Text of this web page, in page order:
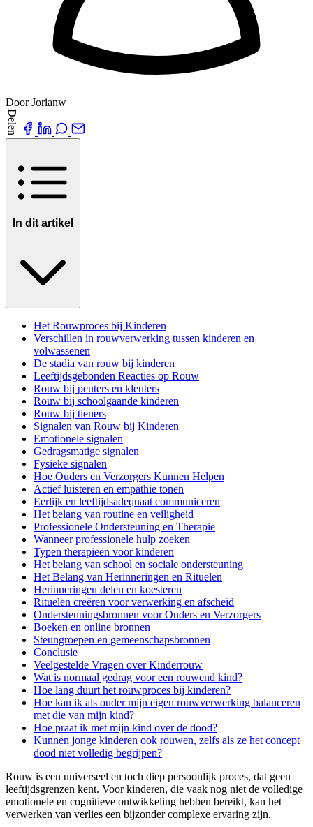
Door Jorianw
Delen
In dit artikel
Het Rouwproces bij Kinderen
Verschillen in rouwverwerking tussen kinderen en
volwassenen
De stadia van rouw bij kinderen
Leeftijdsgebonden Reacties op Rouw
Rouw bij peuters en kleuters
Rouw bij schoolgaande kinderen
Rouw bij tieners
Signalen van Rouw bij Kinderen
Emotionele signalen
Gedragsmatige signalen
Fysieke signalen
Hoe Ouders en Verzorgers Kunnen Helpen
Actief luisteren en empathie tonen
Eerlijk en leeftijdsadequaat communiceren
Het belang van routine en veiligheid
Professionele Ondersteuning en Therapie
Wanneer professionele hulp zoeken
Typen therapieën voor kinderen
Het belang van school en sociale ondersteuning
Het Belang van Herinneringen en Rituelen
Herinneringen delen en koesteren
Rituelen creëren voor verwerking en afscheid
Ondersteuningsbronnen voor Ouders en Verzorgers
Boeken en online bronnen
Steungroepen en gemeenschapsbronnen
Conclusie
Veelgestelde Vragen over Kinderrouw
Wat is normaal gedrag voor een rouwend kind?
Hoe lang duurt het rouwproces bij kinderen?
Hoe kan ik als ouder mijn eigen rouwverwerking balanceren
met die van mijn kind?
Hoe praat ik met mijn kind over de dood?
Kunnen jonge kinderen ook rouwen, zelfs als ze het concept
dood niet volledig begrijpen?
Rouw is een universeel en toch diep persoonlijk proces, dat geen
leeftijdsgrenzen kent. Voor kinderen, die vaak nog niet de volledige
emotionele en cognitieve ontwikkeling hebben bereikt, kan het
verwerken van verlies een bijzonder complexe ervaring zijn.